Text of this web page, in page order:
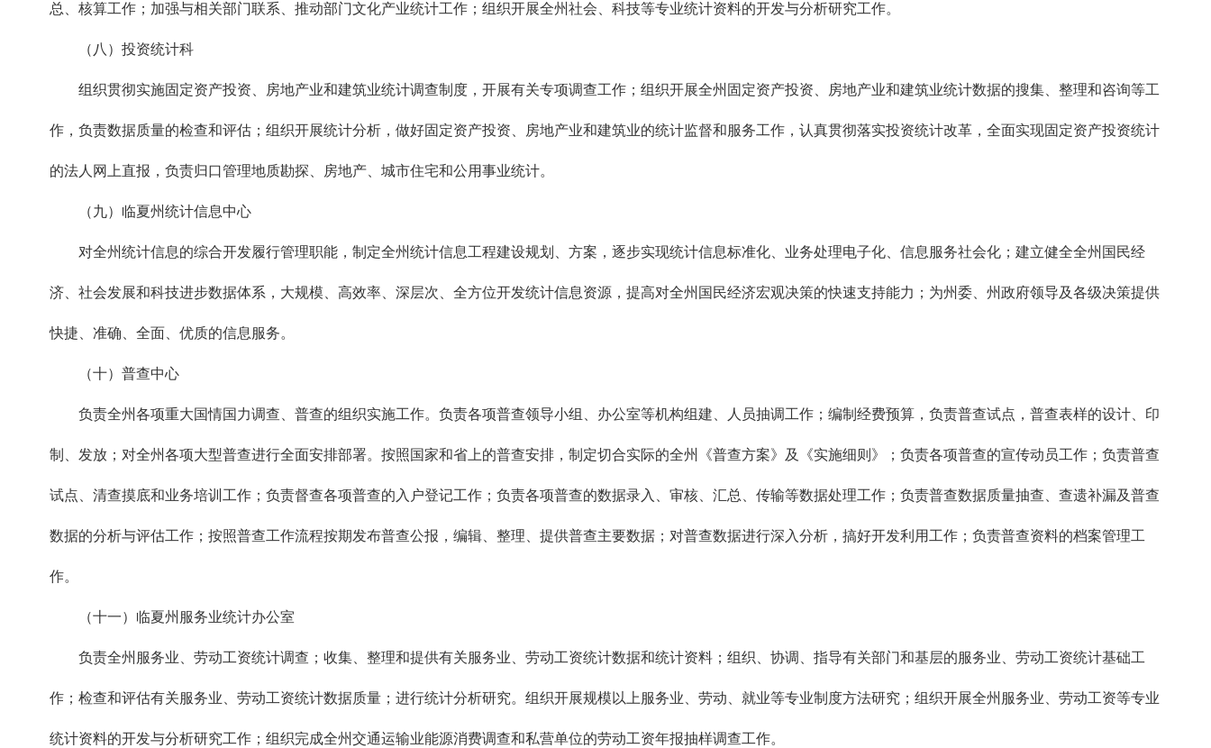
总、核算工作；加强与相关部门联系、推动部门文化产业统计工作；组织开展全州社会、科技等专业统计资料的开发与分析研究工作。
（八）投资统计科
组织贯彻实施固定资产投资、房地产业和建筑业统计调查制度，开展有关专项调查工作；组织开展全州固定资产投资、房地产业和建筑业统计数据的搜集、整理和咨询等工
作，负责数据质量的检查和评估；组织开展统计分析，做好固定资产投资、房地产业和建筑业的统计监督和服务工作，认真贯彻落实投资统计改革，全面实现固定资产投资统计
的法人网上直报，负责归口管理地质勘探、房地产、城市住宅和公用事业统计。
（九）临夏州统计信息中心
对全州统计信息的综合开发履行管理职能，制定全州统计信息工程建设规划、方案，逐步实现统计信息标准化、业务处理电子化、信息服务社会化；建立健全全州国民经
济、社会发展和科技进步数据体系，大规模、高效率、深层次、全方位开发统计信息资源，提高对全州国民经济宏观决策的快速支持能力；为州委、州政府领导及各级决策提供
快捷、准确、全面、优质的信息服务。
（十）普查中心
负责全州各项重大国情国力调查、普查的组织实施工作。负责各项普查领导小组、办公室等机构组建、人员抽调工作；编制经费预算，负责普查试点，普查表样的设计、印
制、发放；对全州各项大型普查进行全面安排部署。按照国家和省上的普查安排，制定切合实际的全州《普查方案》及《实施细则》；负责各项普查的宣传动员工作；负责普查
试点、清查摸底和业务培训工作；负责督查各项普查的入户登记工作；负责各项普查的数据录入、审核、汇总、传输等数据处理工作；负责普查数据质量抽查、查遗补漏及普查
数据的分析与评估工作；按照普查工作流程按期发布普查公报，编辑、整理、提供普查主要数据；对普查数据进行深入分析，搞好开发利用工作；负责普查资料的档案管理工
作。
（十一）临夏州服务业统计办公室
负责全州服务业、劳动工资统计调查；收集、整理和提供有关服务业、劳动工资统计数据和统计资料；组织、协调、指导有关部门和基层的服务业、劳动工资统计基础工
作；检查和评估有关服务业、劳动工资统计数据质量；进行统计分析研究。组织开展规模以上服务业、劳动、就业等专业制度方法研究；组织开展全州服务业、劳动工资等专业
统计资料的开发与分析研究工作；组织完成全州交通运输业能源消费调查和私营单位的劳动工资年报抽样调查工作。